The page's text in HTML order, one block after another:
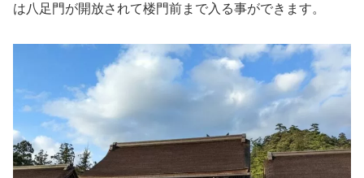
は八足門が開放されて楼門前まで入る事ができます。